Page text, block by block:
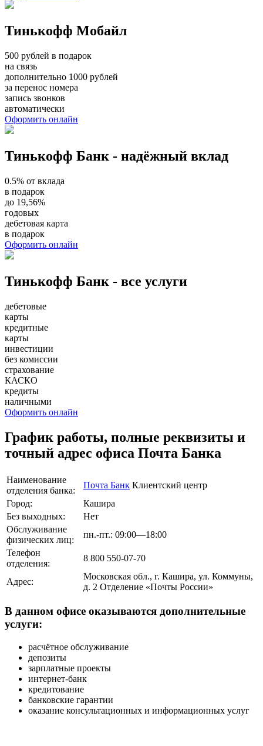
Тинькофф Мобайл
500 рублей в подарок
на связь
дополнительно 1000 рублей
за перенос номера
запись звонков
автоматически
Оформить онлайн
Тинькофф Банк - надёжный вклад
0.5% от вклада
в подарок
до 19,56%
годовых
дебетовая карта
в подарок
Оформить онлайн
Тинькофф Банк - все услуги
дебетовые
карты
кредитные
карты
инвестиции
без комиссии
страхование
КАСКО
кредиты
наличными
Оформить онлайн
График работы, полные реквизиты и
точный адрес офиса Почта Банка
Наименование
отделения банка:
Почта Банк Клиентский центр
Город:
Кашира
Без выходных:
Нет
Обслуживание
физических лиц:
пн.-пт.: 09:00—18:00
Телефон
отделения:
8 800 550-07-70
Адрес:
Московская обл., г. Кашира, ул. Коммуны,
д. 2 Отделение «Почты России»
В данном офисе оказываются дополнительные
услуги:
расчётное обслуживание
депозиты
зарплатные проекты
интернет-банк
кредитование
банковские гарантии
оказание консультационных и информационных услуг